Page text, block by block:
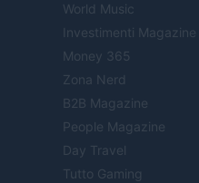
World Music
Investimenti Magazine
Money 365
Zona Nerd
B2B Magazine
People Magazine
Day Travel
Tutto Gaming